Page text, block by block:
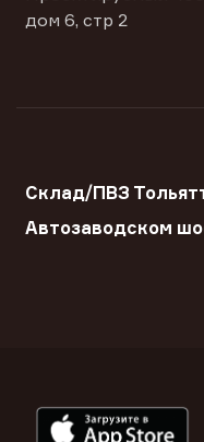
дом 6, стр 2
Склад/ПВЗ
Автозаводском